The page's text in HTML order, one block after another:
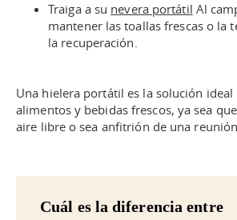
Traiga a su nevera portátil Al
mantener las toallas frescas o la
la recuperación.
Una hielera portátil es la solución
alimentos y bebidas frescos, ya sea
aire libre o sea anfitrión de una
Cuál es la diferencia entre